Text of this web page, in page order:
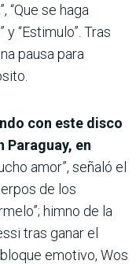
“Que se haga
y “Estimulo”. Tras
pausa para
con este disco
Paraguay, en
amor”, señaló el
de los
himno de la
tras ganar el
emotivo, Wos